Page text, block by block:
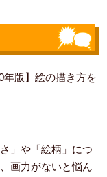
年版】絵の描き方を
」や「絵柄」につ
画力がないと悩ん